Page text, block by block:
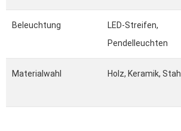
Beleuchtung
LED-Streifen,
Pendelleuchten
Materialwahl Holz, Keramik, Stahl